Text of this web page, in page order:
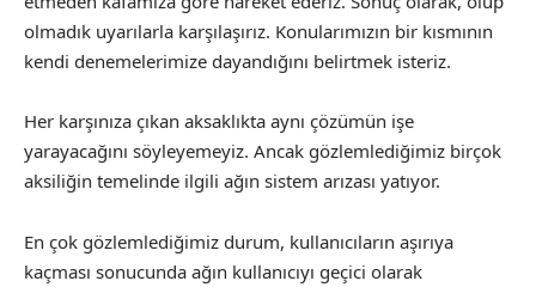
olmadık uyarılarla karşılaşırız. Konularımızın bir kısmının
kendi denemelerimize dayandığını belirtmek isteriz.
Her karşınıza çıkan aksaklıkta aynı çözümün işe
yarayacağını söyleyemeyiz. Ancak gözlemlediğimiz birçok
aksiliğin temelinde ilgili ağın sistem arızası yatıyor.
En çok gözlemlediğimiz durum, kullanıcıların aşırıya
kaçması sonucunda ağın kullanıcıyı geçici olarak